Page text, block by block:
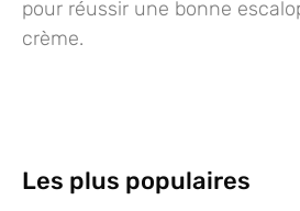
pour réussir une bonne
crème.
Les plus populaires